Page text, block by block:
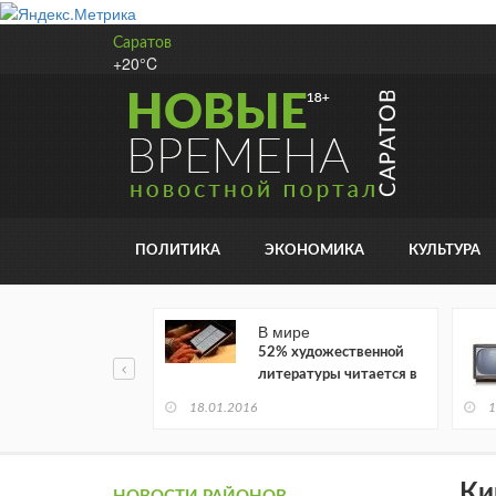
Саратов
+20°C
ПОЛИТИКА ЭКОНОМИКА КУЛЬТУРА
В мире
52% художественной
литературы читается в
18.01.2016